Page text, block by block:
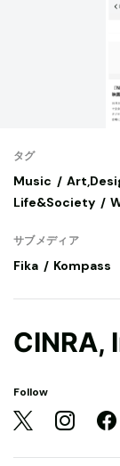
タグ
Music
Life&Society
サブメディア
Fika Kompass
CINRA,
Follow